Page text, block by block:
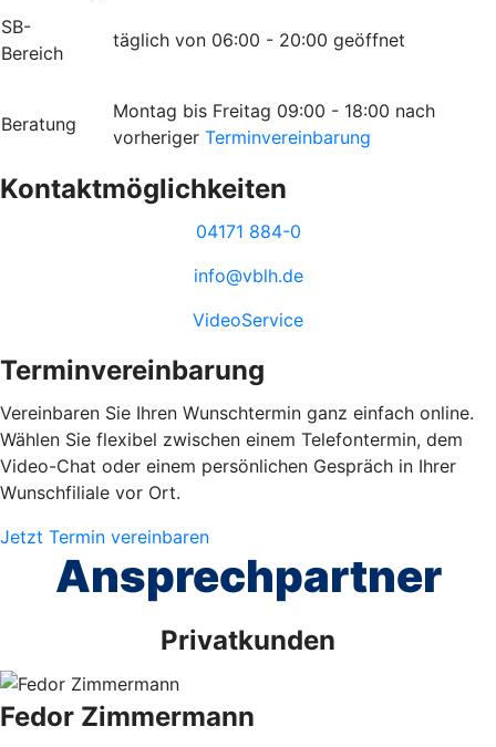
SB-
Bereich
täglich von 06:00 - 20:00 geöffnet
Beratung
Montag bis Freitag 09:00 - 18:00 nach
vorheriger Terminvereinbarung
Kontaktmöglichkeiten
04171 884-0
info@vblh.de
VideoService
Terminvereinbarung
Vereinbaren Sie Ihren Wunschtermin ganz einfach online.
Wählen Sie flexibel zwischen einem Telefontermin, dem
Video-Chat oder einem persönlichen Gespräch in Ihrer
Wunschfiliale vor Ort.
Jetzt Termin vereinbaren
Ansprechpartner
Privatkunden
Fedor Zimmermann